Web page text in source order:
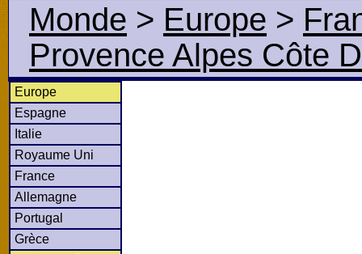
Monde > Europe >
Provence Alpes Côte
Europe
Espagne
Italie
Royaume Uni
France
Allemagne
Portugal
Grèce